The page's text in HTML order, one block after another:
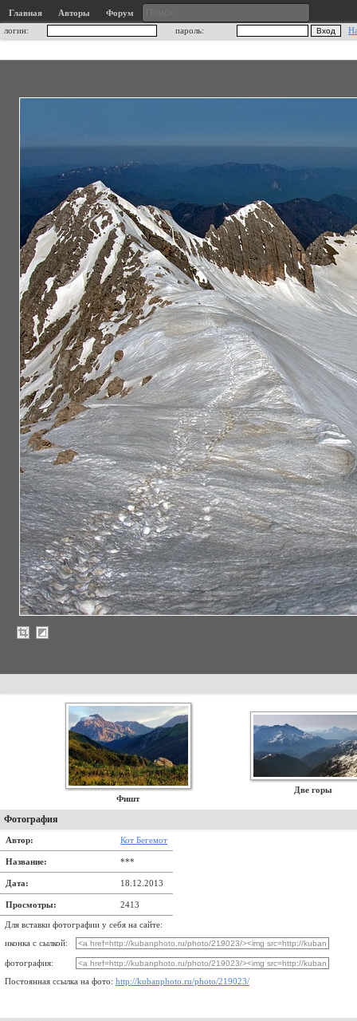
Главная Авторы
Форум
логин:
пароль:
Фишт
Две горы
Фотография
Автор: Кот Бегемот
Название: ***
Дата: 18.12.2013
Просмотры: 2413
Для вставки фотографии у себя на сайте:
иконка с сылкой:
фотография:
Постоянная ссылка на фото: http://kubanphoto.ru/photo/219023/